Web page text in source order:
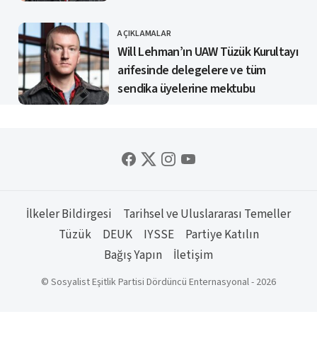
KATEGORI
AÇIKLAMALAR
Will Lehman’ın UAW Tüzük Kurultayı
arifesinde delegelere ve tüm
sendika üyelerine mektubu
İlkeler Bildirgesi
Tarihsel ve Uluslararası Temeller
Tüzük
DEUK IYSSE
Partiye Katılın
Bağış Yapın
İletişim
© Sosyalist Eşitlik Partisi Dördüncü Enternasyonal - 2026